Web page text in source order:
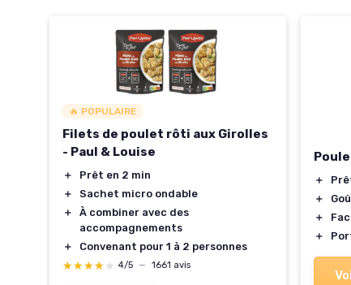
🔥 POPULAIRE
Filets de poulet rôti aux Girolles
- Paul & Louise
＋
Prêt en 2 min
＋
Sachet micro ondable
＋
À combiner avec des
accompagnements
＋
Convenant pour 1 à 2 personnes
★★★★★
★★★★★ 4/5 — 1661 avis
＋
＋
＋
＋